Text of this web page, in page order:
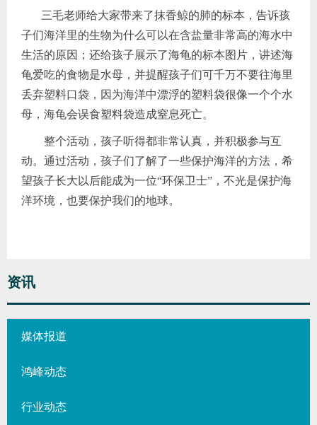
三毛老师给大家带来了抹香鲸的肺的标本，告诉孩
子们海洋里的生物为什么可以在含盐量非常高的海水中
生活的原因；还给孩子展示了海龟的标本图片，讲述海
龟爱吃的食物是水母，并提醒孩子们可千万不要往海里
丢弃塑料口袋，因为海洋中漂浮的塑料袋很像一个个水
母，海龟会误食塑料袋造成窒息死亡。
整个活动，孩子听得都非常认真，并积极参与互
动。通过活动，孩子们了解了一些保护海洋的方法，希
望孩子长大以后能成为一位“环保卫士”，不光是保护海
洋环境，也要保护我们的地球。
资讯
媒体报道
鸿峰动态
行业动态